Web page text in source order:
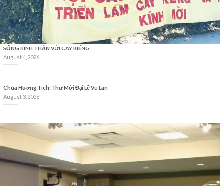
SỐNG BÌNH THẢN VỚI CÂY KIỂNG
August 4, 2026
Chùa Hương Tích: Thư Mời Đại Lễ Vu Lan
August 3, 2026